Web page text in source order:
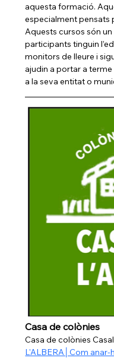
aquesta formació.
especialment pensats
Aquests cursos són
participants tinguin
monitors de lleure i
ajudin a portar a
a la seva entitat o
Casa de colònies
Casa de colònies
L'ALBERA│Com anar-